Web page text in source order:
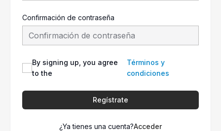
Confirmación de contraseña
By signing up, you agree
to the
Términos y
condiciones
Regístrate
¿Ya tienes una cuenta?Acceder